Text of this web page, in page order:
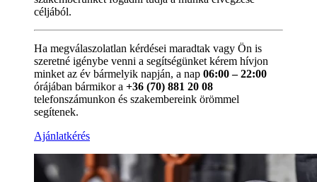
céljából.
Ha megválaszolatlan kérdései maradtak vagy Ön is
szeretné igénybe venni a segítségünket kérem hívjon
minket az év bármelyik napján, a nap 06:00 – 22:00
órájában bármikor a +36 (70) 881 20 08
telefonszámunkon és szakembereink örömmel
segítenek.
Ajánlatkérés